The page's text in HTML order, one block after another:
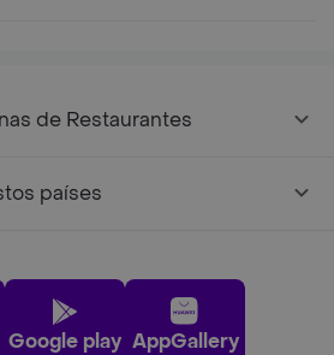
de Restaurantes
países
Google play AppGallery